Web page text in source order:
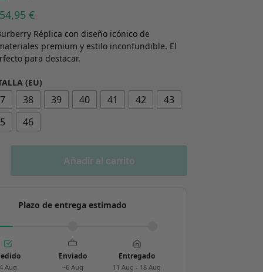
54,95€
Réplica con diseño icónico de
premium y estilo inconfundible. El
para destacar.
(EU)
38 39 40 41 42
43
46
Añadir al carrito
Plazo de entrega estimado
Aug
Enviado
~6 Aug
Entregado
11 Aug - 18 Aug